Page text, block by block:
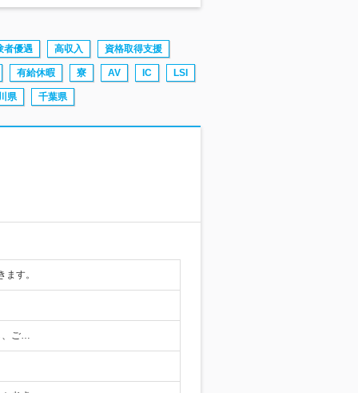
者優遇 高収入 資格取得支援
有給休暇 寮 AV IC LSI
県 千葉県
す。
、ご…